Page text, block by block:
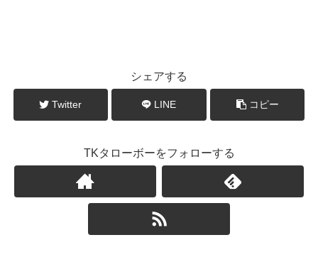
シェアする
Twitter LINE コピー
TKタローボーをフォローする